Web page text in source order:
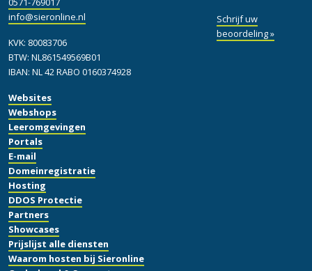
Websites
Webshops
Leeromgevingen
Portals
E-mail
Domeinregistratie
Hosting
DDOS Protectie
Partners
Showcases
Prijslijst alle diensten
Waarom hosten bij Sieronline
Schrijf uw
beoordeling »
info@sieronline.nl
KVK: 80083706
BTW: NL861549569B01
IBAN: NL 42 RABO 0160374928